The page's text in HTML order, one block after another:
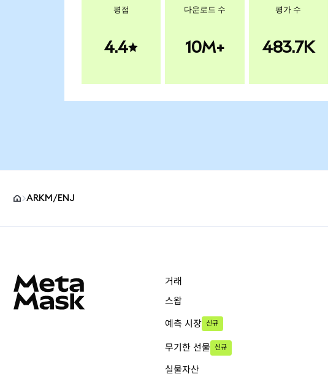
평점
4.4
다운로드 수
10M+
평가 수
483.7K
ARKM/ENJ
거래
스왑
예측 시장 신규
무기한 선물 신규
실물자산